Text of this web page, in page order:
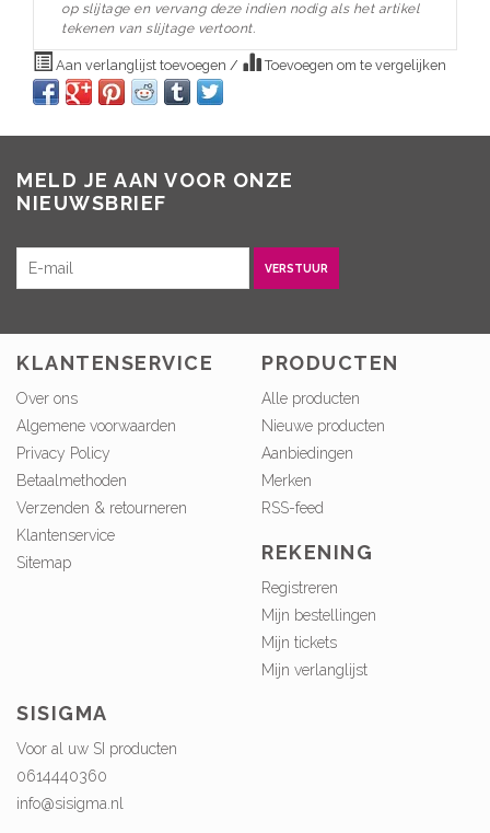
op slijtage en vervang deze indien nodig als het artikel
tekenen van slijtage vertoont.
Aan verlanglijst toevoegen / Toevoegen om te vergelijken
MELD JE AAN VOOR ONZE
NIEUWSBRIEF
VERSTUUR
KLANTENSERVICE
Over ons
Algemene voorwaarden
Privacy Policy
Betaalmethoden
Verzenden & retourneren
Klantenservice
Sitemap
PRODUCTEN
Alle producten
Nieuwe producten
Aanbiedingen
Merken
RSS-feed
REKENING
Registreren
Mijn bestellingen
Mijn tickets
Mijn verlanglijst
SISIGMA
Voor al uw SI producten
0614440360
info@sisigma.nl